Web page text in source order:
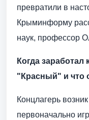
превратили в
Крыминформу
наук, профессор
Когда заработал
"Красный" и что
Концлагерь
первоначально